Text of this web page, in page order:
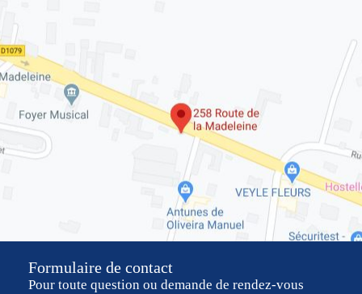
Formulaire de contact
Pour toute question ou demande de rendez-vous